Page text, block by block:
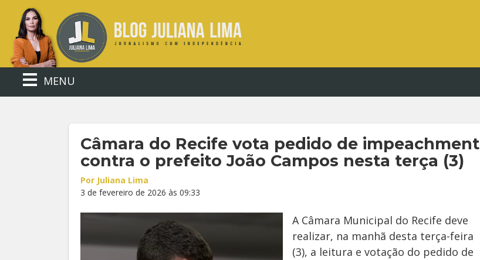
MENU
Câmara do Recife vota pedido de impeachment
contra o prefeito João Campos nesta terça (3)
Por Juliana Lima
3 de fevereiro de 2026 às 09:33
A Câmara Municipal do Recife deve
realizar, na manhã desta terça-feira
(3), a leitura e votação do pedido de